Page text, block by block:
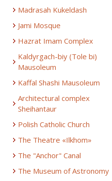
Madrasah Kukeldash
Jami Mosque
Hazrat Imam Complex
Kaldyrgach-biy (Tole bi)
Mausoleum
Kaffal Shashi Mausoleum
Architectural complex
Sheihantaur
Polish Catholic Church
The Theatre «Ilkhom»
The "Anchor" Canal
The Museum of Astronomy